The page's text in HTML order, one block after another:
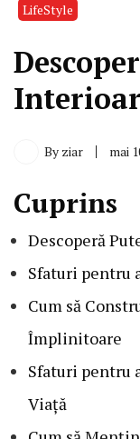
LifeStyle
By ziar mai
Cuprins
Descoperă
Sfaturi pentru
Cum să
Împlinitoare
Sfaturi pentru
Viață